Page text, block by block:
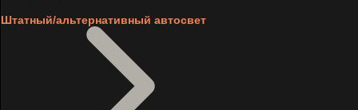
Штатный/альтернативный автосвет